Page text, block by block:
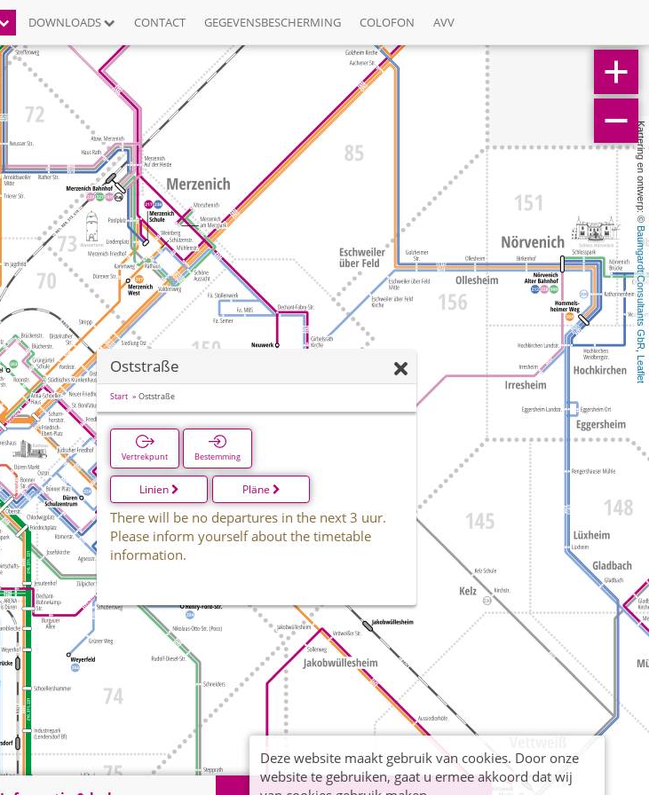
DOWNLOADS CONTACT GEGEVENSBESCHERMING COLOFON AVV
Kartering en ontwerp: ©
Baumgardt Consultants GbR
,
Leaflet
Oststraße
Start Oststraße
Vertrekpunt Bestemming
Linien Pläne
There will be no departures in the next 3 uur.
Please inform yourself about the timetable
information.
Deze website maakt gebruik van cookies. Door onze
website te gebruiken, gaat u ermee akkoord dat wij